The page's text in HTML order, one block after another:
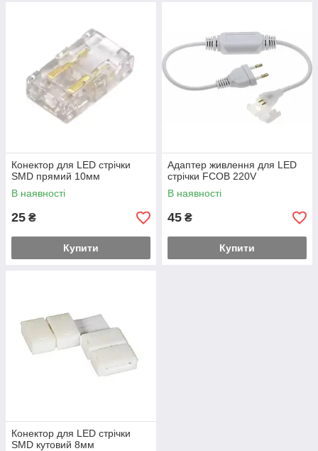
Конектор для LED стрічки
SMD прямий 10мм
В наявності
25 ₴
Купити
Адаптер живлення для LED
стрічки FCOB 220V
В наявності
45 ₴
Купити
Конектор для LED стрічки
SMD кутовий 8мм